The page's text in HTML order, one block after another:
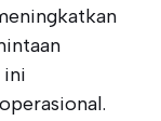
ini